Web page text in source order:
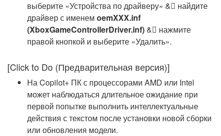
выберите «Устройства по драйверу» &񗣂 найдите
драйвер с именем oemXXX.inf
(XboxGameControllerDriver.inf)&񗣂 нажмите
правой кнопкой и выберите «Удалить».
[Click to Do (Предварительная версия)]
На Copilot+ ПК с процессорами AMD или Intel
может наблюдаться длительное ожидание при
первой попытке выполнить интеллектуальные
действия с текстом после установки новой сборки
или обновления модели.